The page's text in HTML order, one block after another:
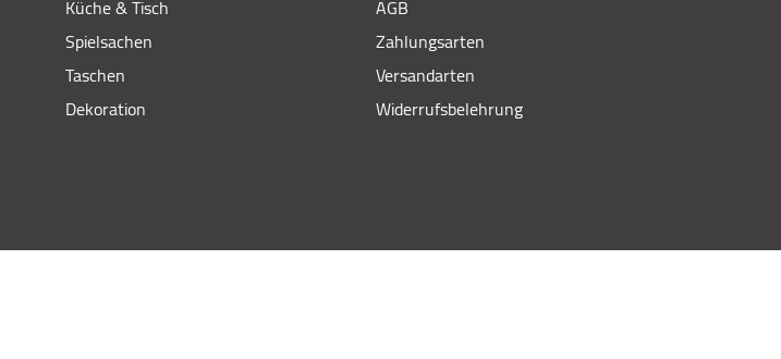
Küche & Tisch
Spielsachen
Taschen
Dekoration
AGB
Zahlungsarten
Versandarten
Widerrufsbelehrung